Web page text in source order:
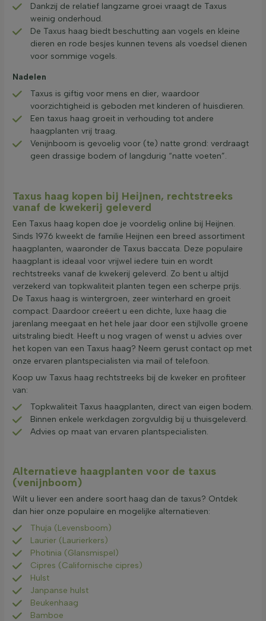
Dankzij de relatief langzame groei vraagt de Taxus
weinig onderhoud.
De Taxus haag biedt beschutting aan vogels en kleine
dieren en rode besjes kunnen tevens als voedsel dienen
voor sommige vogels.
Nadelen
Taxus is giftig voor mens en dier, waardoor
voorzichtigheid is geboden met kinderen of huisdieren.
Een taxus haag groeit in verhouding tot andere
haagplanten vrij traag.
Venijnboom is gevoelig voor (te) natte grond: verdraagt
geen drassige bodem of langdurig “natte voeten”.
Taxus haag kopen bij Heijnen, rechtstreeks
vanaf de kwekerij geleverd
Een Taxus haag kopen doe je voordelig online bij Heijnen.
Sinds 1976 kweekt de familie Heijnen een breed assortiment
haagplanten, waaronder de Taxus baccata. Deze populaire
haagplant is ideaal voor vrijwel iedere tuin en wordt
rechtstreeks vanaf de kwekerij geleverd. Zo bent u altijd
verzekerd van topkwaliteit planten tegen een scherpe prijs.
De Taxus haag is wintergroen, zeer winterhard en groeit
compact. Daardoor creëert u een dichte, luxe haag die
jarenlang meegaat en het hele jaar door een stijlvolle groene
uitstraling biedt. Heeft u nog vragen of wenst u advies over
het kopen van een Taxus haag? Neem gerust contact op met
onze ervaren plantspecialisten via mail of telefoon.
Koop uw Taxus haag rechtstreeks bij de kweker en profiteer
van:
Topkwaliteit Taxus haagplanten, direct van eigen bodem.
Binnen enkele werkdagen zorgvuldig bij u thuisgeleverd.
Advies op maat van ervaren plantspecialisten.
Alternatieve haagplanten voor de taxus
(venijnboom)
Wilt u liever een andere soort haag dan de taxus? Ontdek
dan hier onze populaire en mogelijke alternatieven:
Thuja (Levensboom)
Laurier (Laurierkers)
Photinia (Glansmispel)
Cipres (Californische cipres)
Hulst
Janpanse hulst
Beukenhaag
Bamboe